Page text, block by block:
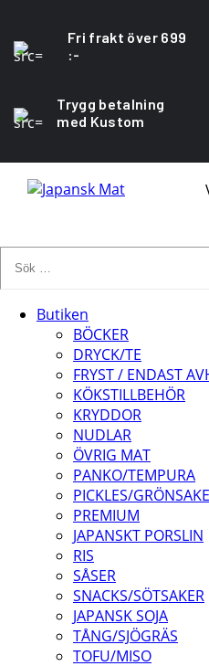
Fri frakt över 699
:-
Trygg betalning
med Kustom
Butiken
BÖCKER
DRYCK/TE
FRYST / ENDAST
KÖKSTILLBEHÖR
KRYDDOR
NUDLAR
ÖVRIG MAT
PANKO/TEMPURA
PICKLES/
PREMIUM
JAPANSKT PORSLIN
RIS
SÅSER
SNACKS/SÖTSAKER
JAPANSK SOJA
TÅNG/SJÖGRÄS
TOFU/MISO